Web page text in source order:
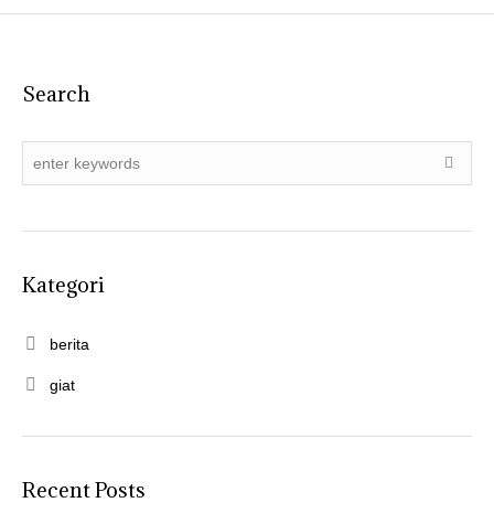
Search
Kategori
berita
giat
Recent Posts